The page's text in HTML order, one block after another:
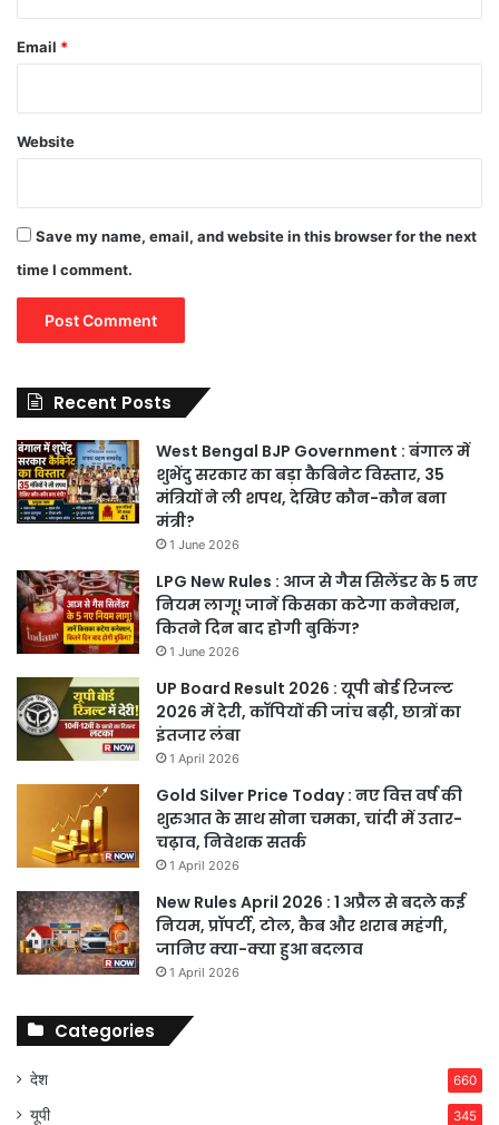
Email *
Website
Save my name, email, and website in this browser for the next
time I comment.
Recent Posts
West Bengal BJP Government : बंगाल में
शुभेंदु सरकार का बड़ा कैबिनेट विस्तार, 35
मंत्रियों ने ली शपथ, देखिए कौन-कौन बना
मंत्री?
1 June 2026
LPG New Rules : आज से गैस सिलेंडर के 5 नए
नियम लागू! जानें किसका कटेगा कनेक्शन,
कितने दिन बाद होगी बुकिंग?
1 June 2026
UP Board Result 2026 : यूपी बोर्ड रिजल्ट
2026 में देरी, कॉपियों की जांच बढ़ी, छात्रों का
इंतजार लंबा
1 April 2026
Gold Silver Price Today : नए वित्त वर्ष की
शुरुआत के साथ सोना चमका, चांदी में उतार-
चढ़ाव, निवेशक सतर्क
1 April 2026
New Rules April 2026 : 1 अप्रैल से बदले कई
नियम, प्रॉपर्टी, टोल, कैब और शराब महंगी,
जानिए क्या-क्या हुआ बदलाव
1 April 2026
Categories
देश 660
यूपी 345